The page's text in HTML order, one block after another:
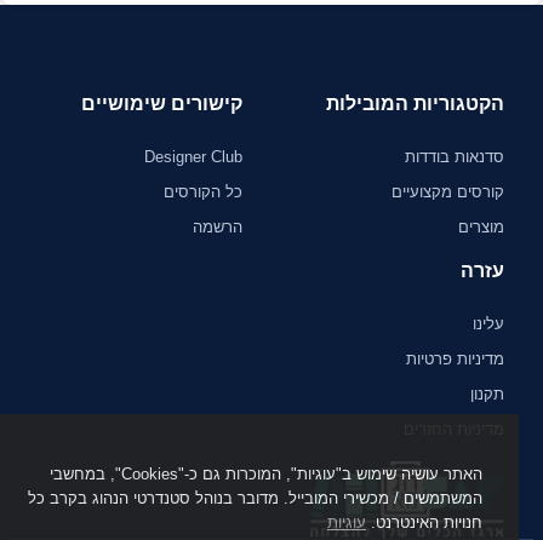
האתר עושיה שימוש ב"עוגיות", המוכרות גם כ-"Cookies", במחשבי
המשתמשים / מכשירי המובייל. מדובר בנוהל סטנדרטי הנהוג בקרב כל
חנויות האינטרנט. עוגיות
הקטגוריות המובילות
סדנאות בודדות
קורסים מקצועיים
מוצרים
קישורים שימושיים
Designer Club
כל הקורסים
הרשמה
עזרה
עלינו
מדיניות פרטיות
תקנון